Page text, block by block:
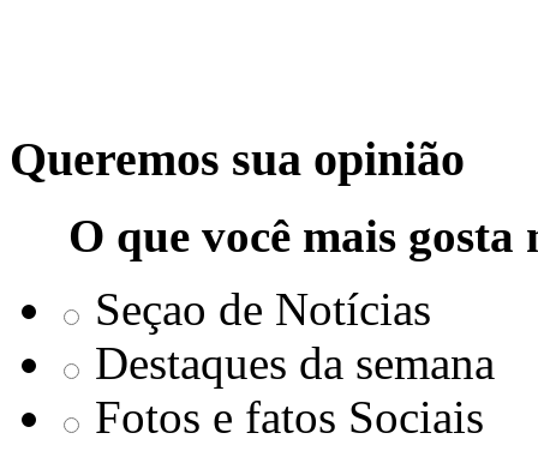
Queremos sua opinião
O que você mais
Seçao de Notícias
Destaques da semana
Fotos e fatos Sociais